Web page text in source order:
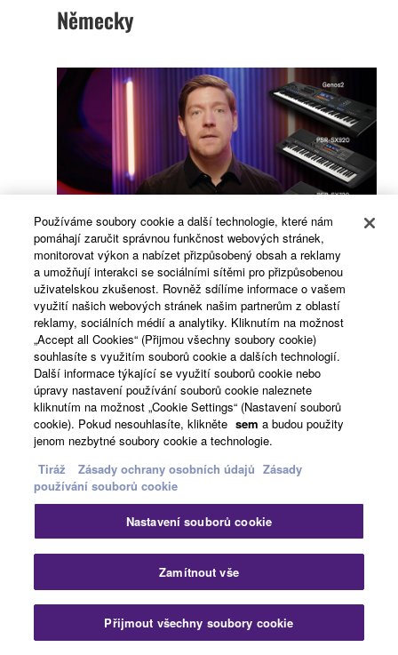
Německy
Pro více podrobností se podívejte na video >
Španělsky
Pro více podrobností se podívejte na video >
Používáme soubory cookie a další technologie, které nám
pomáhají zaručit správnou funkčnost webových stránek,
monitorovat výkon a nabízet přizpůsobený obsah a reklamy
a umožňují interakci se sociálními sítěmi pro přizpůsobenou
uživatelskou zkušenost. Rovněž sdílíme informace o vašem
využití našich webových stránek našim partnerům z oblastí
reklamy, sociálních médií a analytiky. Kliknutím na možnost
„Accept all Cookies“ (Přijmou všechny soubory cookie)
souhlasíte s využitím souborů cookie a dalších technologií.
Další informace týkající se využití souborů cookie nebo
úpravy nastavení používání souborů cookie naleznete
kliknutím na možnost „Cookie Settings“ (Nastavení souborů
cookie). Pokud nesouhlasíte, klikněte sem a budou použity
jenom nezbytné soubory cookie a technologie.
Tiráž
Zásady ochrany osobních údajů Zásady
používání souborů cookie
Nastavení souborů cookie
Zamítnout vše
Přijmout všechny soubory cookie